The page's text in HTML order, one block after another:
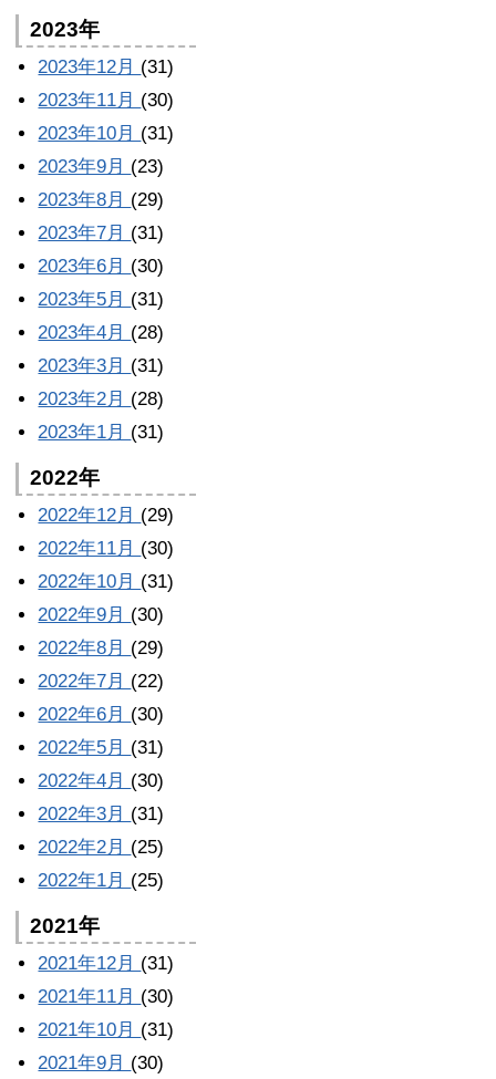
2023年
2023年12月 (31)
2023年11月 (30)
2023年10月 (31)
2023年9月 (23)
2023年8月 (29)
2023年7月 (31)
2023年6月 (30)
2023年5月 (31)
2023年4月 (28)
2023年3月 (31)
2023年2月 (28)
2023年1月 (31)
2022年
2022年12月 (29)
2022年11月 (30)
2022年10月 (31)
2022年9月 (30)
2022年8月 (29)
2022年7月 (22)
2022年6月 (30)
2022年5月 (31)
2022年4月 (30)
2022年3月 (31)
2022年2月 (25)
2022年1月 (25)
2021年
2021年12月 (31)
2021年11月 (30)
2021年10月 (31)
2021年9月 (30)